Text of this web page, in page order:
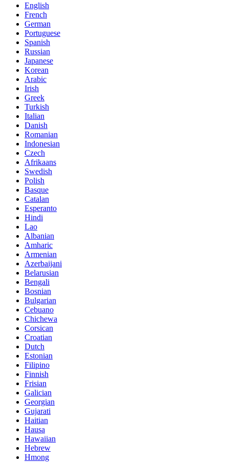
English
French
German
Portuguese
Spanish
Russian
Japanese
Korean
Arabic
Irish
Greek
Turkish
Italian
Danish
Romanian
Indonesian
Czech
Afrikaans
Swedish
Polish
Basque
Catalan
Esperanto
Hindi
Lao
Albanian
Amharic
Armenian
Azerbaijani
Belarusian
Bengali
Bosnian
Bulgarian
Cebuano
Chichewa
Corsican
Croatian
Dutch
Estonian
Filipino
Finnish
Frisian
Galician
Georgian
Gujarati
Haitian
Hausa
Hawaiian
Hebrew
Hmong